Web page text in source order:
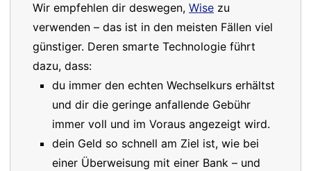
Wir empfehlen dir deswegen, Wise zu
verwenden – das ist in den meisten Fällen viel
günstiger. Deren smarte Technologie führt
dazu, dass:
du immer den echten Wechselkurs erhältst
und dir die geringe anfallende Gebühr
immer voll und im Voraus angezeigt wird.
dein Geld so schnell am Ziel ist, wie bei
einer Überweisung mit einer Bank – und